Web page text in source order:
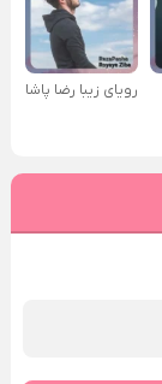
رویای زیبا رضا پاشا